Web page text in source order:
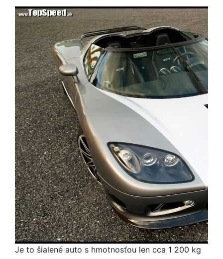
Je to šialené auto s hmotnosťou len cca 1 200 kg